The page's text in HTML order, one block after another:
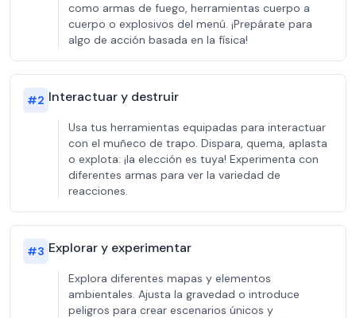
como armas de fuego, herramientas cuerpo a
cuerpo o explosivos del menú. ¡Prepárate para
algo de acción basada en la física!
#2 Interactuar y destruir
Usa tus herramientas equipadas para interactuar
con el muñeco de trapo. Dispara, quema, aplasta
o explota: ¡la elección es tuya! Experimenta con
diferentes armas para ver la variedad de
reacciones.
#3 Explorar y experimentar
Explora diferentes mapas y elementos
ambientales. Ajusta la gravedad o introduce
peligros para crear escenarios únicos y